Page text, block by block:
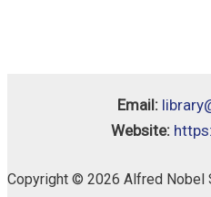
Email:
Website:
Copyright © 2026 Alfred Nobel